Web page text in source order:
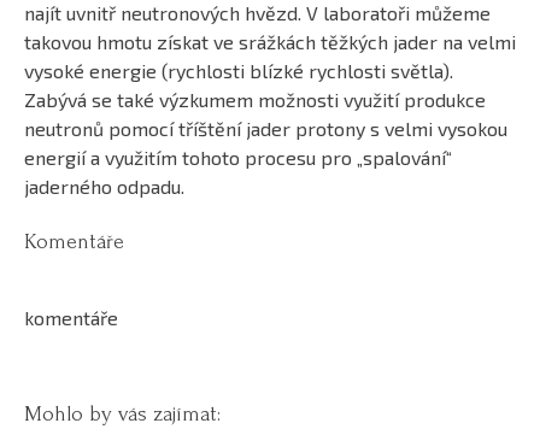
najít uvnitř neutronových hvězd. V laboratoři můžeme
takovou hmotu získat ve srážkách těžkých jader na velmi
vysoké energie (rychlosti blízké rychlosti světla).
Zabývá se také výzkumem možnosti využití produkce
neutronů pomocí tříštění jader protony s velmi vysokou
energií a využitím tohoto procesu pro „spalování“
jaderného odpadu.
Komentáře
komentáře
Mohlo by vás zajímat: